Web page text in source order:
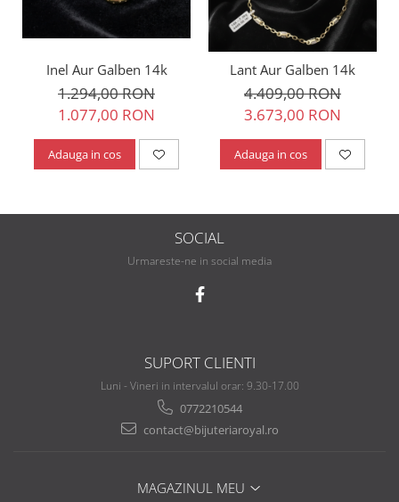
Inel Aur Galben 14k
1.294,00 RON
1.077,00 RON
Adauga in cos
Lant Aur Galben 14k
4.409,00 RON
3.673,00 RON
Adauga in cos
SOCIAL
Urmareste-ne in social media
SUPORT CLIENTI
Luni - Vineri in intervalul orar: 9.30-17.00
0772210544
contact@bijuteriaroyal.ro
MAGAZINUL MEU